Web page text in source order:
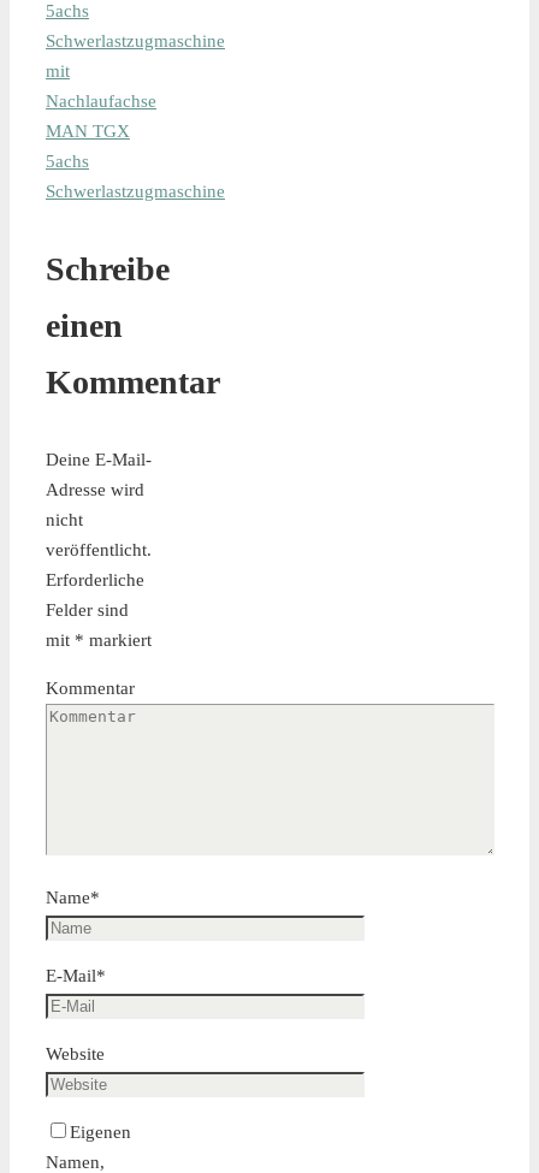
5achs
Schwerlastzugmaschine
mit
Nachlaufachse
MAN TGX
5achs
Schwerlastzugmaschine
Schreibe
einen
Kommentar
Deine E-Mail-
Adresse wird
nicht
veröffentlicht.
Erforderliche
Felder sind
mit * markiert
Kommentar
Name*
E-Mail*
Website
Eigenen
Namen,